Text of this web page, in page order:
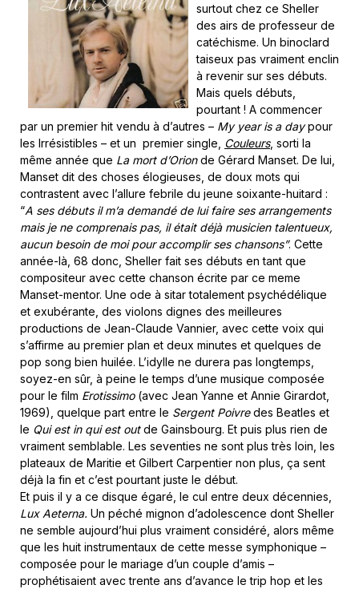
surtout chez ce Sheller
des airs de professeur de
catéchisme. Un binoclard
taiseux pas vraiment enclin
à revenir sur ses débuts.
Mais quels débuts,
pourtant ! A commencer
par un premier hit vendu à d’autres – My year is a daypour
les Irrésistibles – et un premier single, Couleurs, sorti la
même année que La mort d’Orionde Gérard Manset. De lui,
Manset dit des choses élogieuses, de doux mots qui
contrastent avec l’allure febrile du jeune soixante-huitard :
“A ses débuts il m’a demandé de lui faire ses arrangements
mais je ne comprenais pas, il était déjà musicien talentueux,
aucun besoin de moi pour accomplir ses chansons”. Cette
année-là, 68 donc, Sheller fait ses débuts en tant que
compositeur avec cette chanson écrite par ce meme
Manset-mentor. Une ode à sitar totalement psychédélique
et exubérante, des violons dignes des meilleures
productions de Jean-Claude Vannier, avec cette voix qui
s’affirme au premier plan et deux minutes et quelques de
pop song bien huilée. L’idylle ne durera pas longtemps,
soyez-en sûr, à peine le temps d’une musique composée
pour le film Erotissimo(avec Jean Yanne et Annie Girardot,
1969), quelque part entre le Sergent Poivredes Beatles et
le Qui est in qui est outde Gainsbourg. Et puis plus rien de
vraiment semblable. Les seventies ne sont plus très loin, les
plateaux de Maritie et Gilbert Carpentier non plus, ça sent
déjà la fin et c’est pourtant juste le début.
Et puis il y a ce disque égaré, le cul entre deux décennies,
Lux Aeterna. Un péché mignon d’adolescence dont Sheller
ne semble aujourd’hui plus vraiment considéré, alors même
que les huit instrumentaux de cette messe symphonique –
composée pour le mariage d’un couple d’amis –
prophétisaient avec trente ans d’avance le trip hop et les